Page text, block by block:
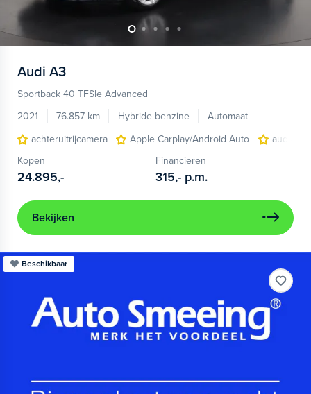
Audi A3
Sportback 40 TFSIe Advanced
2021
76.857 km Hybride benzine
Automaat
achteruitrijcamera
Apple Carplay/Android Auto
audio
Kopen
24.895,-
Financieren
315,- p.m.
Bekijken
Beschikbaar